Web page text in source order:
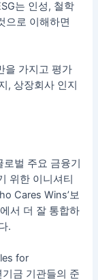
는 인성, 철학
으로 이해하면
을 가지고 평가
, 상장회사 인지
벌 주요 금융기
위한 이니셔티
Cares Wins’보
서 더 잘 통합하
.
for
금 기관들의 준